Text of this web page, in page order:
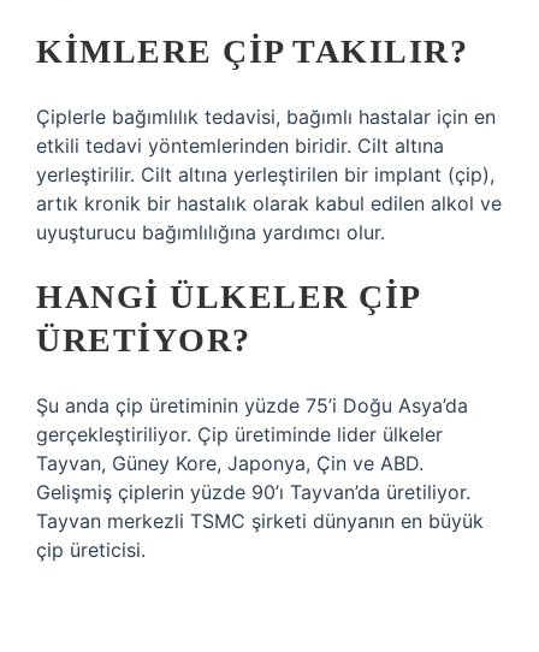
KIMLERE ÇIP TAKILIR?
Çiplerle bağımlılık tedavisi, bağımlı hastalar için en
etkili tedavi yöntemlerinden biridir. Cilt altına
yerleştirilir. Cilt altına yerleştirilen bir implant (çip),
artık kronik bir hastalık olarak kabul edilen alkol ve
uyuşturucu bağımlılığına yardımcı olur.
HANGI ÜLKELER ÇIP
ÜRETIYOR?
Şu anda çip üretiminin yüzde 75’i Doğu Asya’da
gerçekleştiriliyor. Çip üretiminde lider ülkeler
Tayvan, Güney Kore, Japonya, Çin ve ABD.
Gelişmiş çiplerin yüzde 90’ı Tayvan’da üretiliyor.
Tayvan merkezli TSMC şirketi dünyanın en büyük
çip üreticisi.